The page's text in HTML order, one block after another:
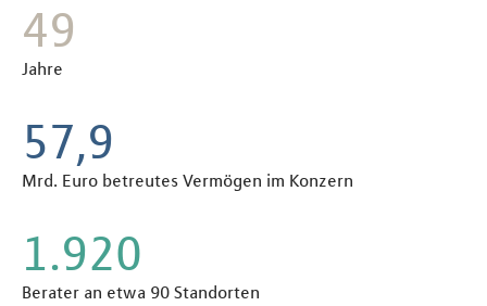
55
Jahre
65,2
Mrd. Euro betreutes Vermögen im Konzern
2.160
Berater an etwa 90 Standorten